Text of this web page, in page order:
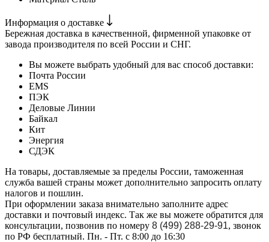
Информация о доставке
Бережная доставка в качественной, фирменной упаковке от
завода производителя по всей России и СНГ.
Вы можете выбрать удобный для вас способ доставки:
Почта России
EMS
ПЭК
Деловые Линии
Байкал
Кит
Энергия
СДЭК
На товары, доставляемые за пределы России, таможенная
служба вашей страны может дополнительно запросить оплату
налогов и пошлин.
При оформлении заказа внимательно заполните адрес
доставки и почтовый индекс. Так же вы можете обратится для
консультации, позвонив по номеру 8 (499) 288-29-91, звонок
по РФ бесплатный. Пн. - Пт. с 8:00 до 16:30